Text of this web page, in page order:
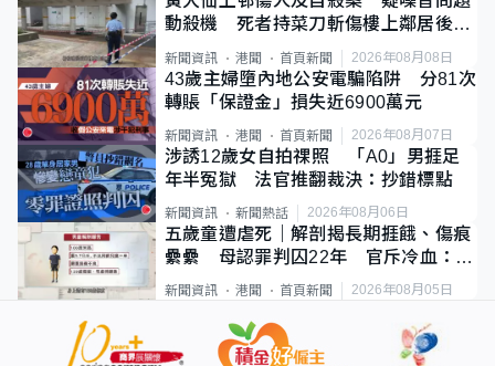
動殺機 死者持菜刀斬傷樓上鄰居後墮
新聞資訊 港聞 首頁新聞 2026年08月08日
43歲主婦墮內地公安電騙陷阱 分81次
轉賬「保證金」損失近6900萬元
新聞資訊 港聞 首頁新聞 2026年08月07日
涉誘12歲女自拍祼照 「A0」男捱足
年半冤獄 法官推翻裁決：抄錯標點
新聞資訊 新聞熱話 2026年08月06日
五歲童遭虐死｜解剖揭長期捱餓、傷痕
纍纍 母認罪判囚22年 官斥冷血：同
類案最惡劣
新聞資訊 港聞 首頁新聞 2026年08月05日